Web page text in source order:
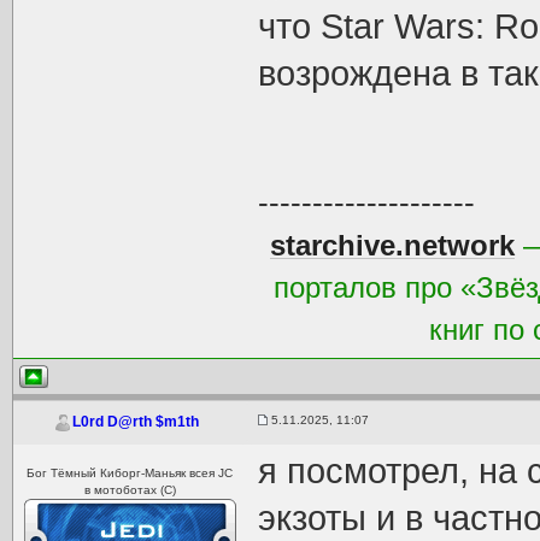
что Star Wars:
возрождена в
--------------------
starchive.network
порталов про
книг по
L0rd D@rth $m1th 5.11.2025, 11:07
Бог Тёмный Киборг-Маньяк всея JC
в мотоботах (С)
я посмотрел, на
экзоты и в